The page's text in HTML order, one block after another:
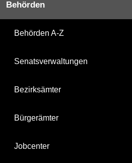
Behörden
Behörden A-Z
Senatsverwaltungen
Bezirksämter
Bürgerämter
Jobcenter